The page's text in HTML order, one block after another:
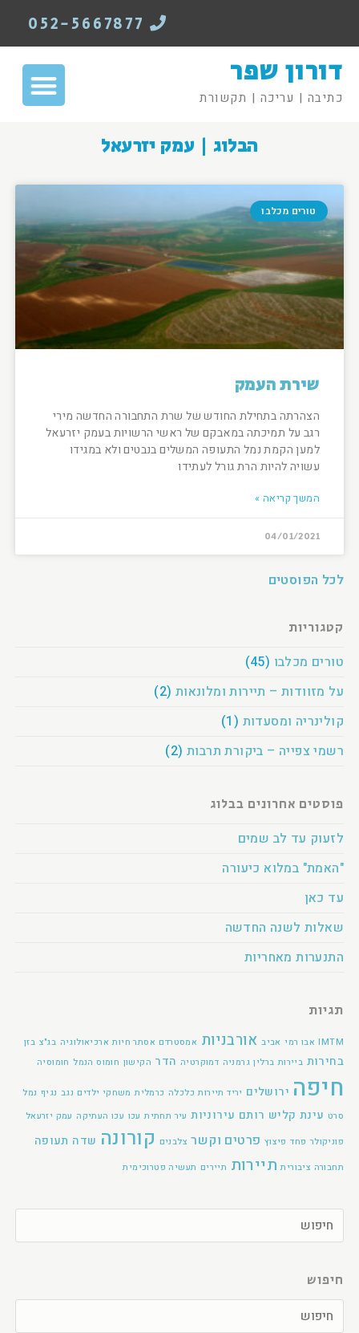
דורון שפר
כתיבה | עריכה | תקשורת
הבלוג | עמק יזרעאל
לכל הפוסטים
קטגוריות
טורים מכלבו (45)
על מזוודות – תיירות ומלונאות (2)
קולינריה ומסעדות (1)
רשמי צפייה – ביקורת תרבות (2)
פוסטים אחרונים בבלוג
לזעוק עד לב שמים
"האמת" במלוא כיעורה
עד כאן
שאלות לשנה החדשה
התנערות מאחריות
תגיות
IMTM אבו רמי אביב אורבניות אמסטרדם אסתר חיות ארכיאולוגיה בג"צ בזן
בחירות ביירות ברלין גרמניה דמוקרטיה הדר הקישון חומוס הנמל חומוסיה
חיפה ירושלים יריד תיירות כלכלה כרמלית משחקי ילדים נגב נגיף נמל
סרט עינת קליש רותם עירוניות עיר תחתית עכו עכו העתיקה עמק יזרעאל
פוניקולר פחד פיצוץ פרטים וקשר צלבנים קורונה שדה תעופה
תחבורה ציבורית תיירות תיירים תעשיה פטרוכימית
חיפוש
טורים מכלבו
שירת העמק
הצהרתה בתחילת החודש של שרת התחבורה החדשה מירי
רגב על תמיכתה במאבקם של ראשי הרשויות בעמק יזרעאל
למען הקמת נמל התעופה המשלים בנבטים ולא במגידו
עשויה להיות הרת גורל לעתידו
המשך קריאה »
04/01/2021